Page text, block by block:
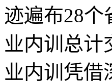
迹遍布28个
业内训总计
业内训凭借